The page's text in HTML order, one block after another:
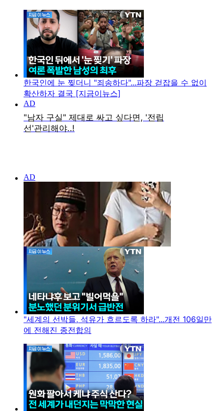
한국인에 눈 찢더니 "죄송하다"...파장 걷잡을 수 없이
확산하자 결국 [지금이뉴스]
"세계의 선박들, 석유가 흐르도록 하라"...개전 106일만
에 전해진 종전합의